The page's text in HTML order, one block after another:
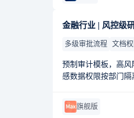
金融行业 | 风控级
多级审批流程 文档
预制审计模板，高
感数据权限按部门隔
旗舰版